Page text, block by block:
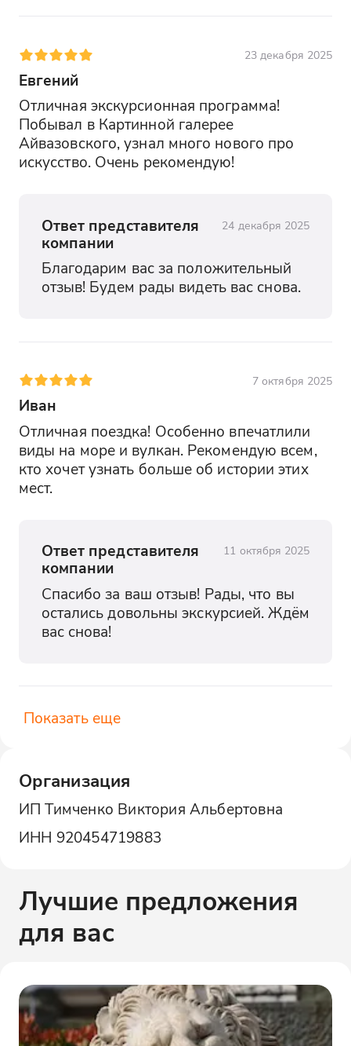
23 декабря 2025
Евгений
Отличная экскурсионная программа!
Побывал в Картинной галерее
Айвазовского, узнал много нового про
искусство. Очень рекомендую!
Ответ представителя
компании
24 декабря 2025
Благодарим вас за положительный
отзыв! Будем рады видеть вас снова.
7 октября 2025
Иван
Отличная поездка! Особенно впечатлили
виды на море и вулкан. Рекомендую всем,
кто хочет узнать больше об истории этих
мест.
Ответ представителя
компании
11 октября 2025
Спасибо за ваш отзыв! Рады, что вы
остались довольны экскурсией. Ждём
вас снова!
Показать еще
Организация
ИП Тимченко Виктория Альбертовна
ИНН 920454719883
Лучшие предложения
для вас